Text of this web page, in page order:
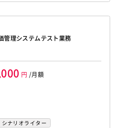
管理システムテスト業務
円 /月額
シナリオライター